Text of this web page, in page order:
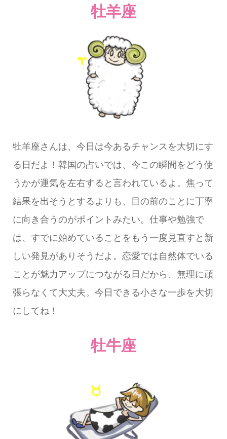
牡羊座
牡羊座さんは、今日は今あるチャンスを大切にす
る日だよ！韓国の占いでは、今この瞬間をどう使
うかが運気を左右すると言われているよ。焦って
結果を出そうとするよりも、目の前のことに丁寧
に向き合うのがポイントみたい。仕事や勉強で
は、すでに始めていることをもう一度見直すと新
しい発見がありそうだよ。恋愛では自然体でいる
ことが魅力アップにつながる日だから、無理に頑
張らなくて大丈夫。今日できる小さな一歩を大切
にしてね！
牡牛座